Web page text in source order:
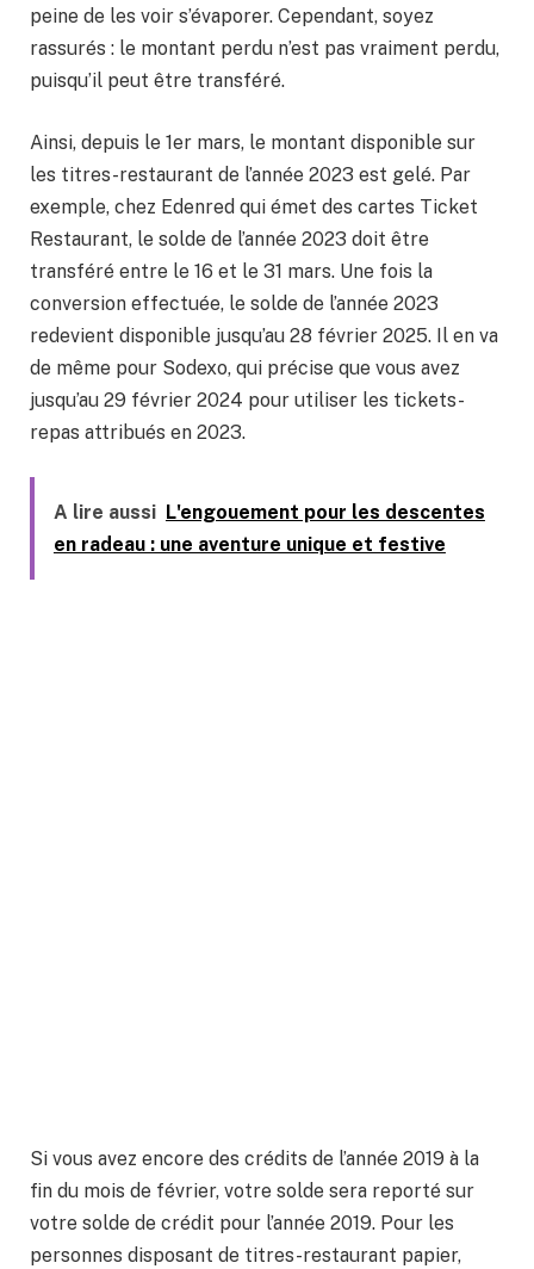
peine de les voir s’évaporer. Cependant, soyez
rassurés : le montant perdu n’est pas vraiment perdu,
puisqu’il peut être transféré.
Ainsi, depuis le 1er mars, le montant disponible sur
les titres-restaurant de l’année 2023 est gelé. Par
exemple, chez Edenred qui émet des cartes Ticket
Restaurant, le solde de l’année 2023 doit être
transféré entre le 16 et le 31 mars. Une fois la
conversion effectuée, le solde de l’année 2023
redevient disponible jusqu’au 28 février 2025. Il en va
de même pour Sodexo, qui précise que vous avez
jusqu’au 29 février 2024 pour utiliser les tickets-
repas attribués en 2023.
A lire aussi L'engouement pour les descentes
en radeau : une aventure unique et festive
Si vous avez encore des crédits de l’année 2019 à la
fin du mois de février, votre solde sera reporté sur
votre solde de crédit pour l’année 2019. Pour les
personnes disposant de titres-restaurant papier,